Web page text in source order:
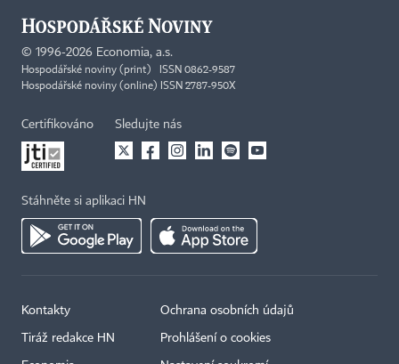
© 1996-2026 Economia, a.s.
Hospodářské noviny (print) ISSN 0862-9587
Hospodářské noviny (online) ISSN 2787-950X
Certifikováno Sledujte nás
Stáhněte si aplikaci HN
Kontakty
Tiráž redakce HN
Ochrana osobních údajů
Prohlášení o cookies